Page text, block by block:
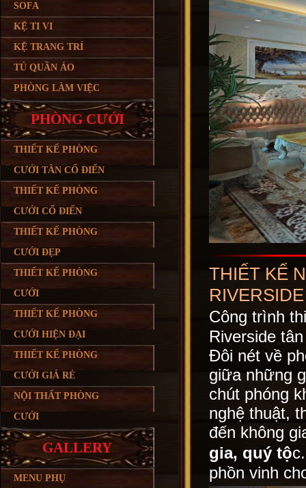
SOFA
KỆ TI VI
KỆ TRANG TRÍ
TỦ QUẦN ÁO
PHÒNG LÀM VIỆC
PHÒNG CƯỚI
THIẾT KẾ PHÒNG
CƯỚI TÂN CỔ ĐIỂN
THIẾT KẾ PHÒNG
CƯỚI CỔ ĐIỂN
THIẾT KẾ PHÒNG
CƯỚI ĐẸP
THIẾT KẾ PHÒNG
CƯỚI
THIẾT KẾ PHÒNG
CƯỚI HIỆN ĐẠI
THIẾT KẾ PHÒNG
CƯỚI GIÁ RẺ
NỘI THẤT PHÒNG
CƯỚI
GALLERY
MENU PHỤ
THIẾT KẾ
RIVERSIDE
Công trình
Riverside
Đôi nét về
giữa những
chút phóng
nghệ thuật,
đến không
gia, quý tộ
phồn vinh